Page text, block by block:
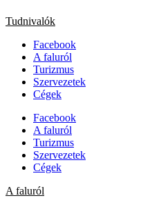
Tudnivalók
Facebook
A faluról
Turizmus
Szervezetek
Cégek
Facebook
A faluról
Turizmus
Szervezetek
Cégek
A faluról